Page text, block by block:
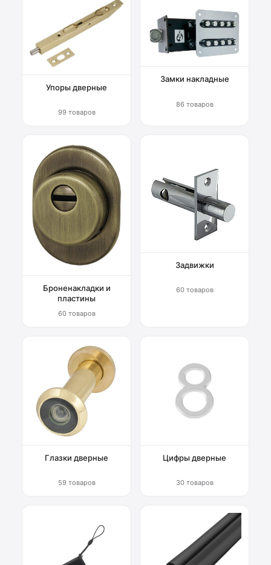
Упоры дверные
99 товаров
Замки накладные
86 товаров
Броненакладки и
пластины
60 товаров
Задвижки
60 товаров
Глазки дверные
59 товаров
Цифры дверные
30 товаров